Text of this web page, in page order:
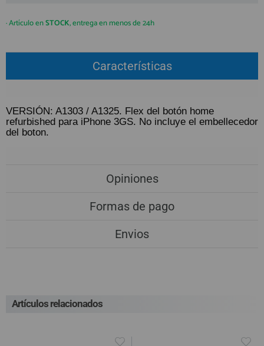
GUÍA DE COMPRA
912 477 744
También atendemos Whatsapp
info@preciosadictos.com
· Artículo enSTOCK, entrega en menos de 24h
Características
VERSIÓN: A1303 / A1325. Flex del botón home
refurbished para iPhone 3GS. No incluye el embellecedor
del boton.
Opiniones
Formas de pago
Envios
Artículos relacionados